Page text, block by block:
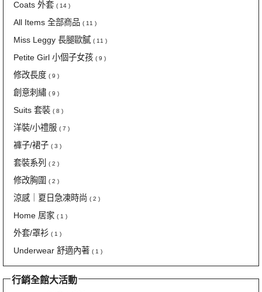
Coats 外套 ( 14 )
All Items 全部商品 ( 11 )
Miss Leggy 長腿歐膩 ( 11 )
Petite Girl 小個子女孩 ( 9 )
修改長度 ( 9 )
創意刺繡 ( 9 )
Suits 套裝 ( 8 )
洋裝/小禮服 ( 7 )
褲子/裙子 ( 3 )
套裝系列 ( 2 )
修改胸圍 ( 2 )
涼感｜夏日急凍時尚 ( 2 )
Home 居家 ( 1 )
外套/罩衫 ( 1 )
Underwear 舒適內著 ( 1 )
行銷全館大活動